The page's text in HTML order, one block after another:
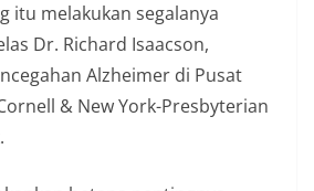
itu melakukan segalanya
Dr. Richard Isaacson,
Alzheimer di Pusat
& New York-Presbyterian